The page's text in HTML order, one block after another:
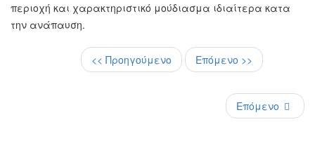
περιοχή και χαρακτηριστικό μούδιασμα ιδιαίτερα κατα
την ανάπαυση.
<< Προηγούμενο Επόμενο >>
Επόμενο